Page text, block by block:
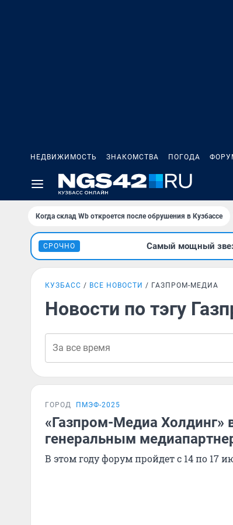
НЕДВИЖИМОСТЬ ЗНАКОМСТВА ПОГОДА
Когда склад Wb откроется после обрушения в Кузбассе
СРОЧНО Самый мощный
КУЗБАСС ВСЕ НОВОСТИ ГАЗПРОМ-МЕДИА
Новости по тэгу
ГОРОД ПМЭФ-2025
«Газпром-Медиа Холдинг»
генеральным
В этом году форум пройдет с 14 по 17